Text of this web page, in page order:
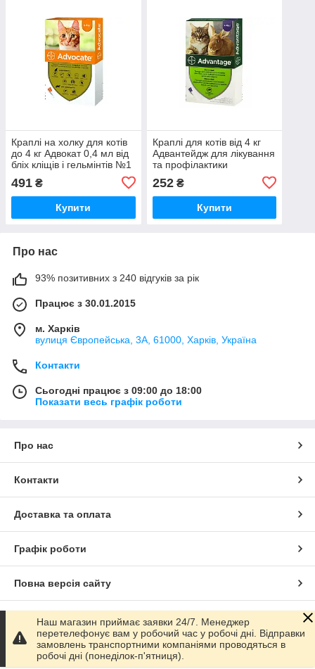
Краплі на холку для котів
до 4 кг Адвокат 0,4 мл від
бліх кліщів і гельмінтів №1
491 ₴
Купити
Краплі для котів від 4 кг
Адвантейдж для лікування
та профілактики
зараження блохами №1
Bayer
252₴
Купити
Про нас
93% позитивних з 240 відгуків за рік
Працює з 30.01.2015
м. Харків
вулиця Європейська, 3А, 61000, Харків, Україна
Контакти
Сьогодні працює з 09:00 до 18:00
Показати весь графік роботи
Про нас
Контакти
Доставка та оплата
Графік роботи
Повна версія сайту
Сайт створено на маркетплейсі Prom.ua
Політика конфіденційності
Наш магазин приймає заявки 24/7. Менеджер
перетелефонує вам у робочий час у робочі дні. Відправки
замовлень транспортними компаніями проводяться в
робочі дні (понеділок-п'ятниця).